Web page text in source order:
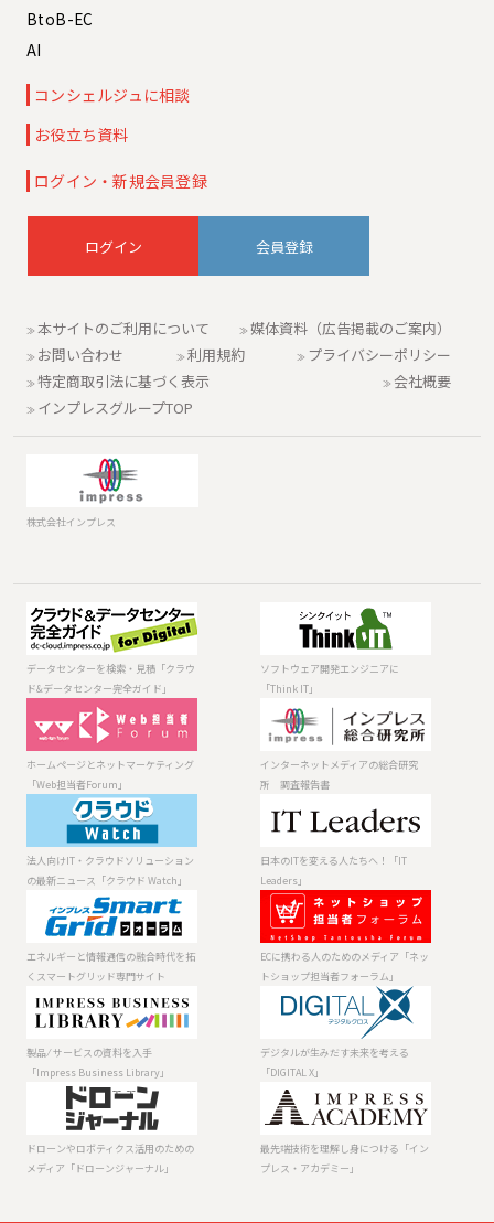
BtoB-EC
AI
コンシェルジュに相談
お役立ち資料
ログイン・新規会員登録
会員登録
本サイトのご利用について
媒体資料（広告掲載のご案内）
お問い合わせ
利用規約
プライバシーポリシー
特定商取引法に基づく表示
会社概要
インプレスグループTOP
株式会社インプレス
データセンター
を検索・見積
「クラウド&デー
タセンター完全
ソフトウェア開
発エンジニアに
「Think IT」
ホームページと
ネットマーケテ
ィング「Web担
当者Forum」
インターネット
メディアの総合
研究所 調査報
法人向けIT・ク
ラウドソリュー
ションの最新ニ
ュース「クラウ
日本のITを変え
「IT Leaders」
エネルギーと情
報通信の融合時
代を拓くスマー
トグリッド専門
ECに携わる人の
ためのメディア
「ネットショッ
プ担当者フォー
製品 ⁄ サービスの
資料を入手
「Impress
Business
Library」
デジタルが生み
だす未来を考え
る「DIGITAL X」
ドローンやロボ
ティクス活用の
ためのメディア
「ドローンジャ
最先端技術を理
解し身につける
「インプレス・
アカデミー」
データセンターを検索・見積「クラウ
ド&データセンター完全ガイド」
ソフトウェア開発エンジニアに
「Think IT」
ホームページとネットマーケティング
「Web担当者Forum」
インターネットメディアの総合研究
所 調査報告書
法人向けIT・クラウドソリューション
の最新ニュース「クラウド Watch」
日本のITを変える人たちへ！「IT
Leaders」
エネルギーと情報通信の融合時代を拓
くスマートグリッド専門サイト
ECに携わる人のためのメディア「ネッ
トショップ担当者フォーラム」
製品 ⁄ サービスの資料を入手
「Impress Business Library」
デジタルが生みだす未来を考える
「DIGITAL X」
ドローンやロボティクス活用のための
メディア「ドローンジャーナル」
最先端技術を理解し身につける「イン
プレス・アカデミー」